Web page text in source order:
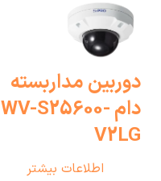
دوربین مداربسته
دام WV-S25600-
V2LG
اطلاعات بیشتر